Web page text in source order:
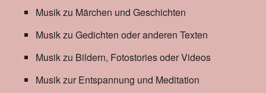
Musik zu Märchen und Geschichten
Musik zu Gedichten oder anderen Texten
Musik zu Bildern, Fotostories oder Videos
Musik zur Entspannung und Meditation